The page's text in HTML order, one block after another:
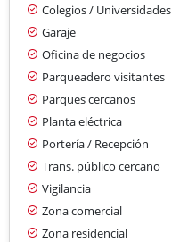
Colegios / Universidades
Garaje
Oficina de negocios
Parqueadero visitantes
Parques cercanos
Planta eléctrica
Portería / Recepción
Trans. público cercano
Vigilancia
Zona comercial
Zona residencial